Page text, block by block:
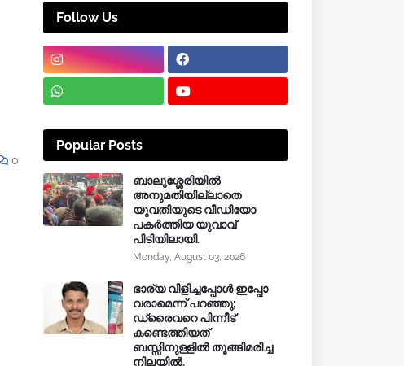
0
Follow Us
Popular Posts
ബാലുശ്ശേരിയിൽ
അനുമതിയില്ലാതെ
യുവതിയുടെ വീഡിയോ
പകർത്തിയ യുവാവ്
പിടിയിലായി.
Monday, August 03, 2026
ഭാര്യ വിളിച്ചപ്പോള്‍ ഇപ്പോ
വരാമെന്ന് പറഞ്ഞു;
ഡ്രൈവറെ പിന്നീട്
കണ്ടെത്തിയത്
ബസ്സിനുള്ളില്‍ തൂങ്ങിമരിച്ച
നിലയിൽ.